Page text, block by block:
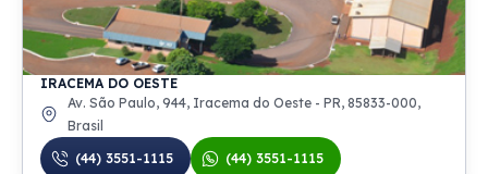
IRACEMA DO OESTE
Av. São Paulo, 944, Iracema do Oeste - PR, 85833-000,
Brasil
(44) 3551-1115
(44) 3551-1115